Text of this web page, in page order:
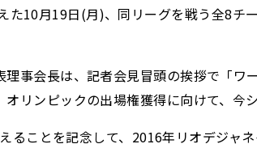
10月19日(月)、同リーグを戦う全8
事会長は、記者会見冒頭の挨拶で「
リンピックの出場権獲得に向けて、今
ることを記念して、2016年リオデジャ